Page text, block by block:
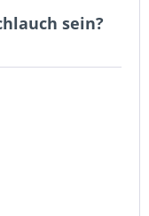
sein?